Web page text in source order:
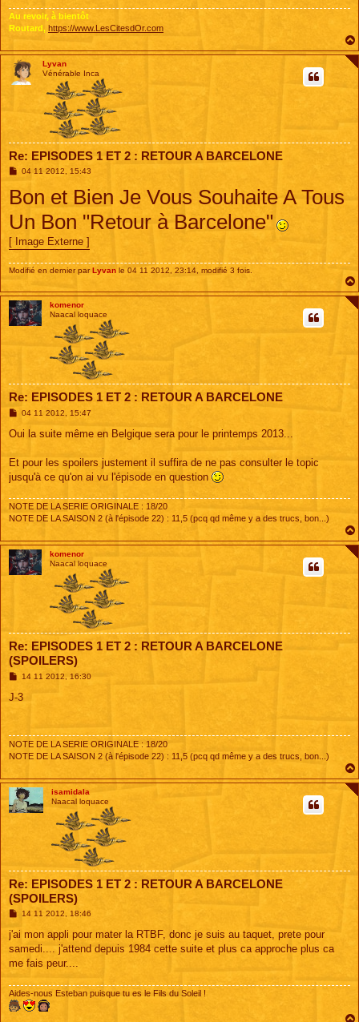
Au revoir, à bientôt
Routard, https://www.LesCitesdOr.com
Lyvan
Vénérable Inca
Re: EPISODES 1 ET 2 : RETOUR A BARCELONE
M
s
s
e
04 11 2012, 15:43
Bon et Bien Je Vous Souhaite A Tous
Un Bon "Retour à Barcelone"
[ Image Externe ]
Modifié en dernier parLyvan le 04 11 2012, 23:14, modifié 3 fois.
komenor
Naacal loquace
Re: EPISODES 1 ET 2 : RETOUR A BARCELONE
M
s
g
e
04 11 2012, 15:47
Oui la suite même en Belgique sera pour le printemps 2013...
Et pour les spoilers justement il suffira de ne pas consulter le topic
jusqu'à ce qu'on ai vu l'épisode en question
NOTE DE LA SERIE ORIGINALE : 18/20
NOTE DE LA SAISON 2 (à l'épisode 22) : 11,5 (pcq qd même y a des trucs, bon...)
komenor
Naacal loquace
Re: EPISODES 1 ET 2 : RETOUR A BARCELONE
(SPOILERS)
M
s
14 11 2012, 16:30
J-3
NOTE DE LA SERIE ORIGINALE : 18/20
NOTE DE LA SAISON 2 (à l'épisode 22) : 11,5 (pcq qd même y a des trucs, bon...)
isamidala
Naacal loquace
Re: EPISODES 1 ET 2 : RETOUR A BARCELONE
(SPOILERS)
M
s
a
g
14 11 2012, 18:46
j'ai mon appli pour mater la RTBF, donc je suis au taquet, prete pour
samedi.... j'attend depuis 1984 cette suite et plus ca approche plus ca
me fais peur....
Aides-nous Esteban puisque tu es le Fils du Soleil !